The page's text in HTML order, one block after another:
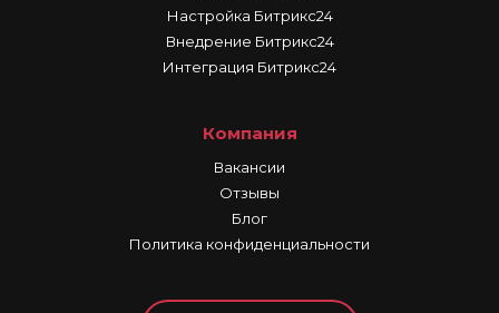
Настройка Битрикс24
Внедрение Битрикс24
Интеграция Битрикс24
Компания
Вакансии
Отзывы
Блог
Политика конфиденциальности